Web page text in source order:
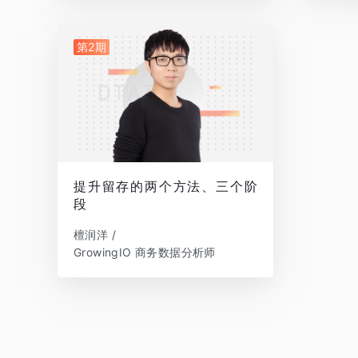
第2期
提升留存的两个方法、三个阶
段
檀润洋 /
GrowingIO 商务数据分析师